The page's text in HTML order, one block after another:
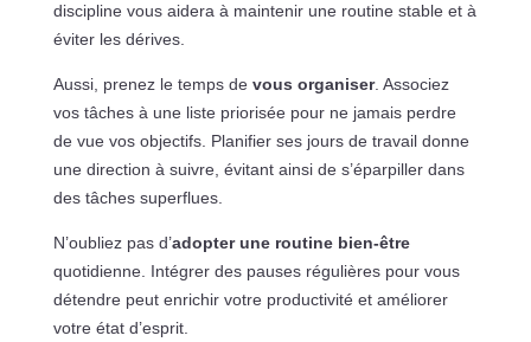
discipline vous aidera à maintenir une routine stable et à
éviter les dérives.
Aussi, prenez le temps de vous organiser. Associez
vos tâches à une liste priorisée pour ne jamais perdre
de vue vos objectifs. Planifier ses jours de travail donne
une direction à suivre, évitant ainsi de s’éparpiller dans
des tâches superflues.
N’oubliez pas d’adopter une routine bien-être
quotidienne. Intégrer des pauses régulières pour vous
détendre peut enrichir votre productivité et améliorer
votre état d’esprit.